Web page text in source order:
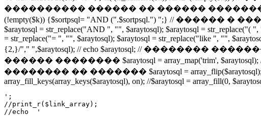
���������� ������ �� ������ ������������ if
(!empty($k)) {$sortpsql= "AND (".$sortpsql.") ";} // ������ �
$araytosql = str_replace("AND ", "", $araytosql); $araytosql = str_replace("(
= str_replace("= ", "", $araytosql); $araytosql = str_replace("like ", "",
{2,}/"," ",$araytosql); // echo $araytosql; // �������� �������
������ �������� $araytosql = array_map('trim',
�������� �� ������� $araytosql =
array_fill_keys(array_keys($araytosql), on); //$araytosql = array_fill(0,
';
//print_r($link_array);
//echo  '